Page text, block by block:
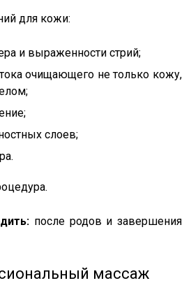
для кожи:
и выраженности стрий;
очищающего не только кожу,
слоев;
после родов и завершения
массаж